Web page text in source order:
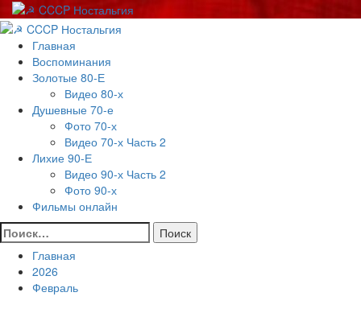
Перейти
к
содержимому
Основное
меню
Главная
Воспоминания
Золотые 80-Е
Видео 80-х
Душевные 70-е
Фото 70-х
Видео 70-х Часть 2
Лихие 90-Е
Видео 90-х Часть 2
Фото 90-х
Фильмы онлайн
Найти:
Главная
2026
Февраль